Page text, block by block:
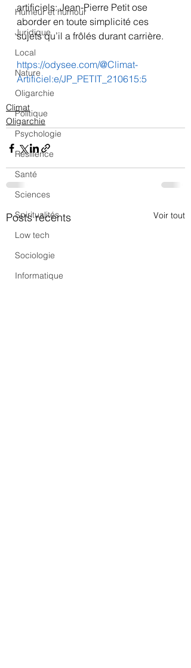
Humeur et humour
Juridique
Local
Nature
Oligarchie
Politique
Psychologie
Résilience
Santé
Sciences
Spiritualités
Low tech
Sociologie
Informatique
artificiels: Jean-Pierre Petit ose
aborder en toute simplicité ces
sujets qu’il a frôlés durant carrière.
https://odysee.com/@Climat-
Artificiel:e/JP_PETIT_210615:5
Climat
Oligarchie
Posts récents Voir tout